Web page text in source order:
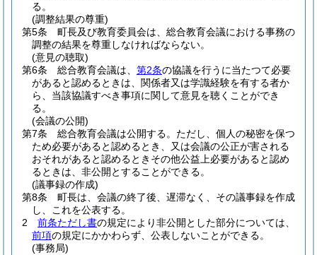
る。
(調整結果の尊重)
第5条
町長及び教育委員会は、総合教育会議における事務の
調整の結果を尊重しなければならない。
(意見の聴取)
第6条
総合教育会議は、 第2条の協議を行うに当たつて必要
があると認めるときは、関係者又は学識経験を有する者か
ら、当該協議すべき事項に関して意見を聴くことができ
る。
(会議の公開)
第7条
総合教育会議は公開する。 ただし、個人の秘密を保つ
ため必要があると認めるとき、又は会議の公正が害される
おそれがあると認めるときその他公益上必要があると認め
るときは、非公開とすることができる。
(議事録の作成)
第8条
町長は、会議の終了後、遅滞なく、その議事録を作成
し、これを公表する。
2
前条ただし書の規定により非公開とした部分については、
前項の規定にかかわらず、公表しないことができる。
(事務局)